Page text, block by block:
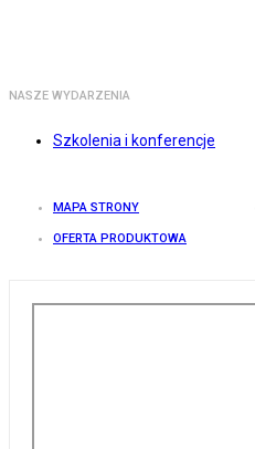
NASZE WYDARZENIA
Szkolenia i konferencje
MAPA STRONY
OFERTA PRODUKTOWA